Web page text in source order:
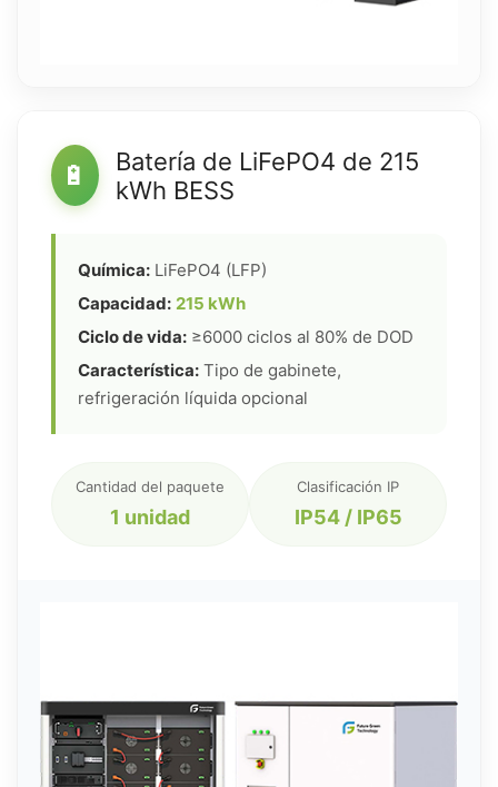
🔋
Batería de LiFePO4 de 215
kWh BESS
Química: LiFePO4 (LFP)
Capacidad: 215 kWh
Ciclo de vida: ≥6000 ciclos al 80% de DOD
Característica: Tipo de gabinete,
refrigeración líquida opcional
Cantidad del paquete
1 unidad
Clasificación IP
IP54 / IP65